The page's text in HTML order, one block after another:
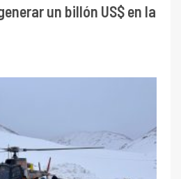
un billón US$ en la